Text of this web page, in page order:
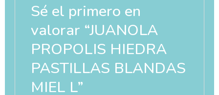
Sé el primero en
valorar “JUANOLA
PROPOLIS HIEDRA
PASTILLAS BLANDAS
MIEL L”